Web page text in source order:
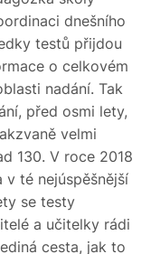
dnešního
testů přijdou
o celkovém
nadání. Tak
před osmi lety,
velmi
130. V roce 2018
té nejúspěšnější
se testy
a učitelky rádi
cesta, jak to